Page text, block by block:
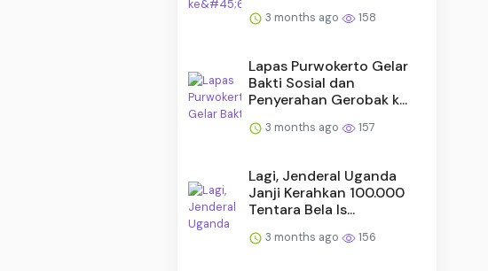
3 months ago 158
Lapas Purwokerto Gelar
Bakti Sosial dan
Penyerahan Gerobak k...
3 months ago 157
Lagi, Jenderal Uganda
Janji Kerahkan 100.000
Tentara Bela Is...
3 months ago 156